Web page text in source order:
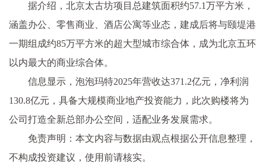
据介绍，北京太古坊项目总建筑面积约57.1万平方米，
涵盖办公、零售商业、酒店公寓等业态，建成后将与颐堤港
一期组成约85万平方米的超大型城市综合体，成为北京五环
以内最大的商业综合体。
信息显示，泡泡玛特2025年营收达371.2亿元，净利润
130.8亿元，具备大规模商业地产投资能力，此次购楼将为
公司打造全新总部办公空间，适配业务发展需求。
免责声明：本文内容与数据由观点根据公开信息整理，
不构成投资建议，使用前请核实。